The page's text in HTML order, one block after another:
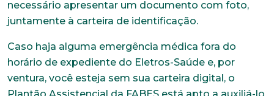
necessário apresentar um documento com foto,
juntamente à carteira de identificação.
Caso haja alguma emergência médica fora do
horário de expediente do Eletros-Saúde e, por
ventura, você esteja sem sua carteira digital, o
Plantão Assistencial da FABES está apto a auxiliá-lo